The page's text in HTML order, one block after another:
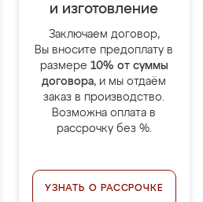
и изготовление
Заключаем договор,
Вы вносите предоплату в
размере 10% от суммы
договора, и мы отдаём
заказ в производство.
Возможна оплата в
рассрочку без %.
УЗНАТЬ О РАССРОЧКЕ